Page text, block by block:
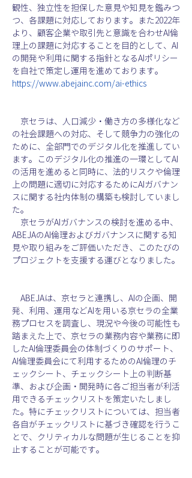
観性、独立性を担保した意見や知見を鑑みつ
つ、各課題に対応しております。また2022年
より、顧客企業や取引先と意識を合わせAI倫
理上の課題に対応することを目的として、AI
の開発や利用に関する指針となるAIポリシー
を自社で策定し運用を進めております。
https://www.abejainc.com/ai-ethics
京セラは、人口減少・働き方の多様化など
の社会課題への対応、そして競争力の強化の
ために、全部門でのデジタル化を推進してい
ます。このデジタル化の推進の一環としてAI
の活用を進めると同時に、法的リスクや倫理
上の問題に適切に対応するためにAIガバナン
スに関する社内体制の構築も検討していまし
た。
京セラがAIガバナンスの検討を進める中、
ABEJAのAI倫理およびガバナンスに関する知
見や取り組みをご評価いただき、このたびの
プロジェクトを支援する運びとなりました。
ABEJAは、京セラと連携し、AIの企画、開
発、利用、運用などAIを用いる京セラの全業
務プロセスを調査し、現況や今後の可能性も
踏まえた上で、京セラの業務内容や業務に即
したAI倫理委員会の体制づくりのサポート、
AI倫理委員会にて利用するためのAI倫理のチ
ェックシート、チェックシート上の判断基
準、および企画・開発時に各ご担当者が利活
用できるチェックリストを策定いたしまし
た。特にチェックリストについては、担当者
各自がチェックリストに基づき確認を行うこ
とで、クリティカルな問題が生じることを抑
止することが可能です。